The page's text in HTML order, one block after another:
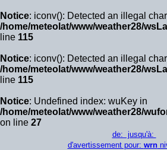
Notice: iconv(): Detected an illegal
/home/meteolat/www/weather28/
line 115
Notice: iconv(): Detected an illegal
/home/meteolat/www/weather28/
line 115
Notice: Undefined index: wuKey in
/home/meteolat/www/weather28/
on line 27
de: jusqu'à:
d'avertissement pour: wrn